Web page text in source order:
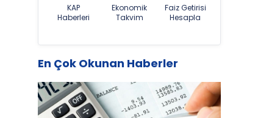
KAP
Haberleri
Ekonomik
Takvim
Faiz Getirisi
Hesapla
En Çok Okunan Haberler